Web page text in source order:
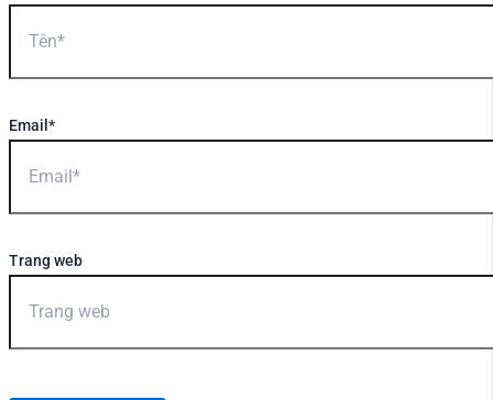
Email*
Trang web